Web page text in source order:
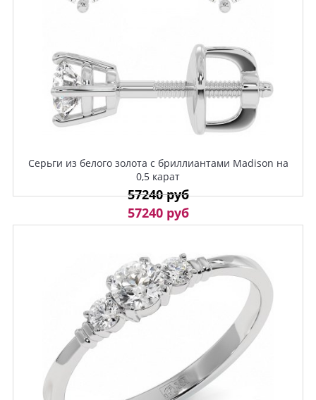
Серьги из белого золота с бриллиантами Madison на
0,5 карат
57240 руб
57240 руб